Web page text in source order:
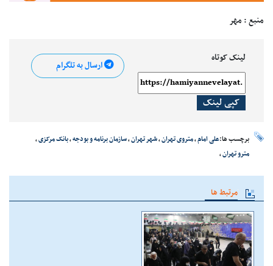
منبع : مهر
لینک کوتاه
کپی لینک
ارسال به تلگرام
برچسب ها:علی امام،متروی تهران،شهر تهران،سازمان برنامه و بودجه،بانک مرکزی،
مترو تهران،
مرتبط ها